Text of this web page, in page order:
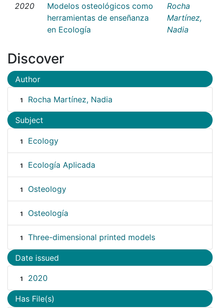
2020
Modelos osteológicos como
herramientas de enseñanza
en Ecología
Rocha
Martínez,
Nadia
Discover
Author
1 Rocha Martínez, Nadia
Subject
1 Ecology
1 Ecología Aplicada
1 Osteology
1 Osteología
1 Three-dimensional printed models
Date issued
1 2020
Has File(s)